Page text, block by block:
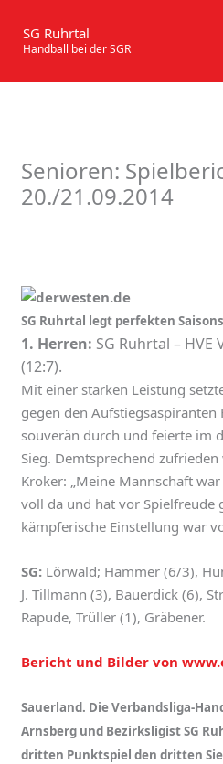
Inhalt
springen
SG Ruhrtal
Handball bei der SGR
Senioren:
20./21.09.2014
SG Ruhrtal legt perfekten
1. Herren: SG Ruhrtal – HVE
(12:7).
Mit einer starken Leistung
gegen den Aufstiegsaspiranten
souverän durch und feierte im
Sieg. Demtsprechend zufrieden
Kroker: „Meine Mannschaft
voll da und hat vor Spielfreude
kämpferische Einstellung war
SG: Lörwald; Hammer (6/3),
J. Tillmann (3), Bauerdick (6),
Rapude, Trüller (1), Gräbener.
Bericht und Bilder von
Sauerland. Die Verbandsliga-
Arnsberg und Bezirksligist SG
dritten Punktspiel den dritten